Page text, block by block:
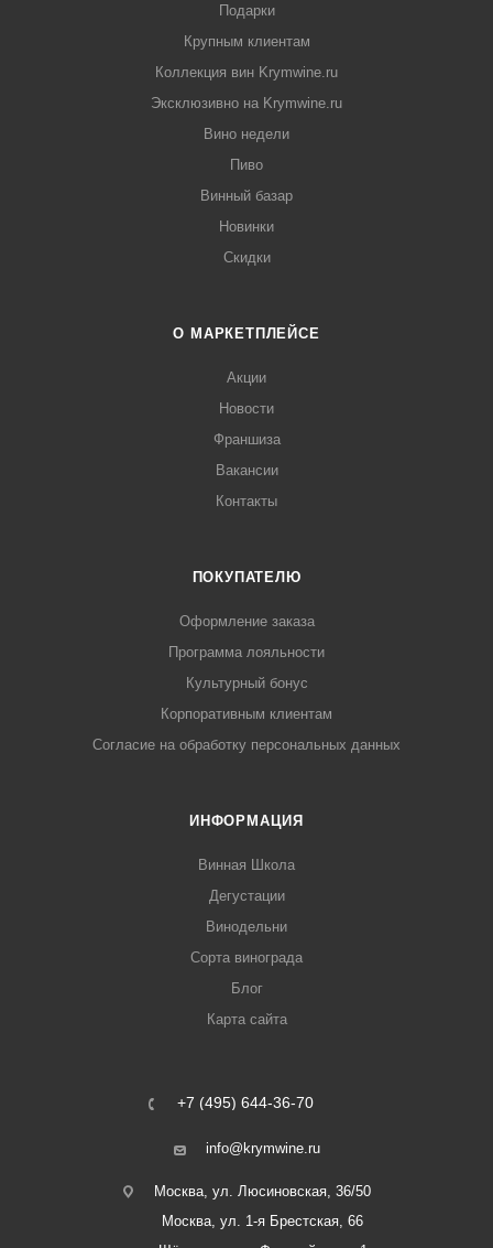
Подарки
Крупным клиентам
Коллекция вин Krymwine.ru
Эксклюзивно на Krymwine.ru
Вино недели
Пиво
Винный базар
Новинки
Скидки
О МАРКЕТПЛЕЙСЕ
Акции
Новости
Франшиза
Вакансии
Контакты
ПОКУПАТЕЛЮ
Оформление заказа
Программа лояльности
Культурный бонус
Корпоративным клиентам
Согласие на обработку персональных данных
ИНФОРМАЦИЯ
Винная Школа
Дегустации
Винодельни
Сорта винограда
Блог
Карта сайта
+7 (495) 644-36-70
info@krymwine.ru
Москва, ул. Люсиновская, 36/50
Москва, ул. 1-я Брестская, 66